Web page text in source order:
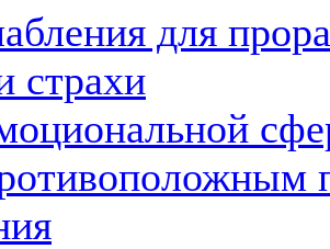
для
страхи